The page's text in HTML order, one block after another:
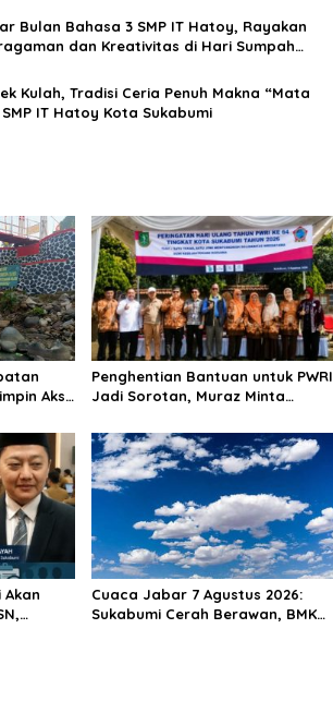
Bulan Bahasa 3 SMP IT Hatoy, Rayakan
dan Kreativitas di Hari Sumpah
Kulah, Tradisi Ceria Penuh Makna “Mata
IT Hatoy Kota Sukabumi
Aksi
Penghentian Bantuan untuk PWRI
Jadi Sorotan, Muraz Minta
kepada Pensiunan ASN
Akan
Cuaca Jabar 7 Agustus 2026:
Sukabumi Cerah Berawan, BMKG